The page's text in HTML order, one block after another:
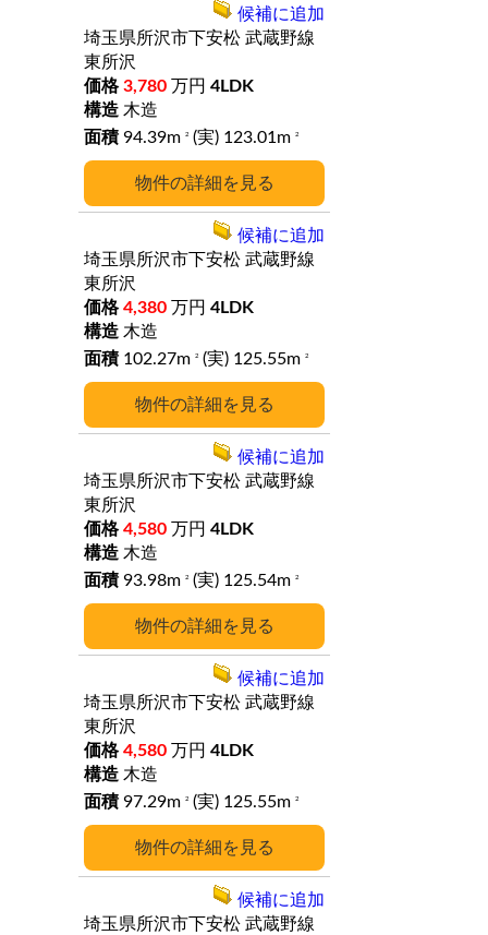
詳細
埼玉県所沢市下安松 武蔵野線
東所沢
3,780 万円 4LDK
木造
94.39m
2 (実) 123.01m 2
候補に追加
詳細
埼玉県所沢市下安松 武蔵野線
東所沢
4,380 万円 4LDK
木造
102.27m
2 (実) 125.55m 2
候補に追加
詳細
埼玉県所沢市下安松 武蔵野線
東所沢
4,580 万円 4LDK
木造
93.98m
2 (実) 125.54m 2
候補に追加
詳細
埼玉県所沢市下安松 武蔵野線
東所沢
4,580 万円 4LDK
木造
97.29m
2 (実) 125.55m 2
候補に追加
埼玉県所沢市下安松 武蔵野線
候補に追加